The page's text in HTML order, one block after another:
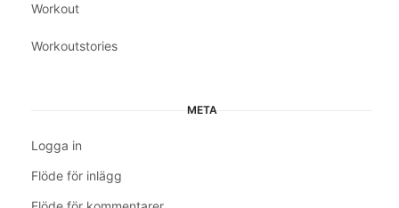
Workout
Workoutstories
META
Logga in
Flöde för inlägg